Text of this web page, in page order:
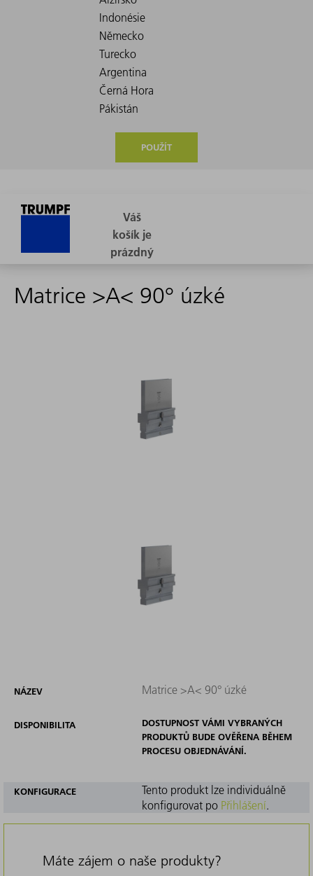
POUŽÍT
Matrice >A< 90° úzké
NÁZEV Matrice >A< 90° úzké
DISPONIBILITA
DOSTUPNOST VÁMI VYBRANÝCH
PRODUKTŮ BUDE OVĚŘENA BĚHEM
PROCESU OBJEDNÁVÁNÍ.
KONFIGURACE
Tento produkt lze individuálně
konfigurovat po Přihlášení.
Máte zájem o naše produkty?